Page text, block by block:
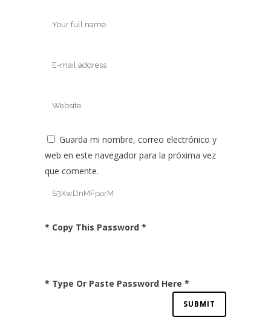
Guarda mi nombre, correo electrónico y
web en este navegador para la próxima vez
que comente.
* Copy This Password *
* Type Or Paste Password Here *